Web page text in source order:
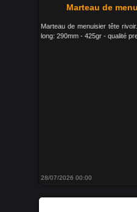
Marteau de
Marteau de menuisier tête
long: 290mm - 425gr - qualité
28/07/2026 00:00